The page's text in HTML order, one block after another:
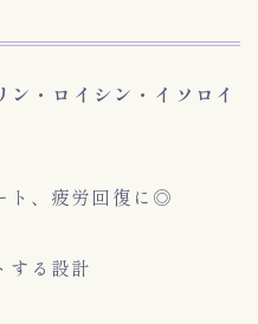
・ロイシン・イソロイ
ト、疲労回復に◎
する設計